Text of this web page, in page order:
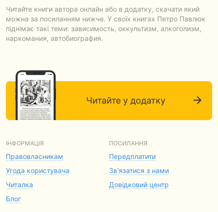
Читайте книги автора онлайн або в додатку, скачати який
можна за посиланням нижче. У своїх книгах Петро Павлюк
піднімає такі теми: зависимость, оккультизм, алкоголизм,
наркомания, автобиография.
Читайте у додатку
ІНФОРМАЦІЯ
Правовласникам
Угода користувача
Читалка
Блог
ПОСИЛАННЯ
Передплатити
Зв'язатися з нами
Довідковий центр